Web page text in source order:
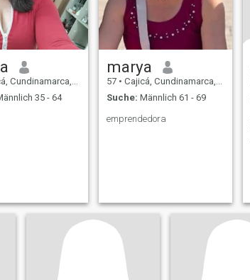
Kolumbien
35 - 64
marya
57 • Cajicá, Cundinamarca, Kolumbien
Suche: Männlich 61 - 69
emprendedora